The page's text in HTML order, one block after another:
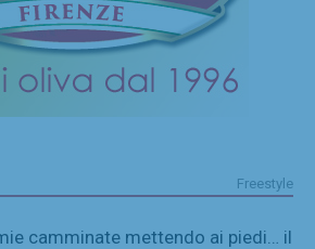
Freestyle
camminate mettendo ai piedi… il